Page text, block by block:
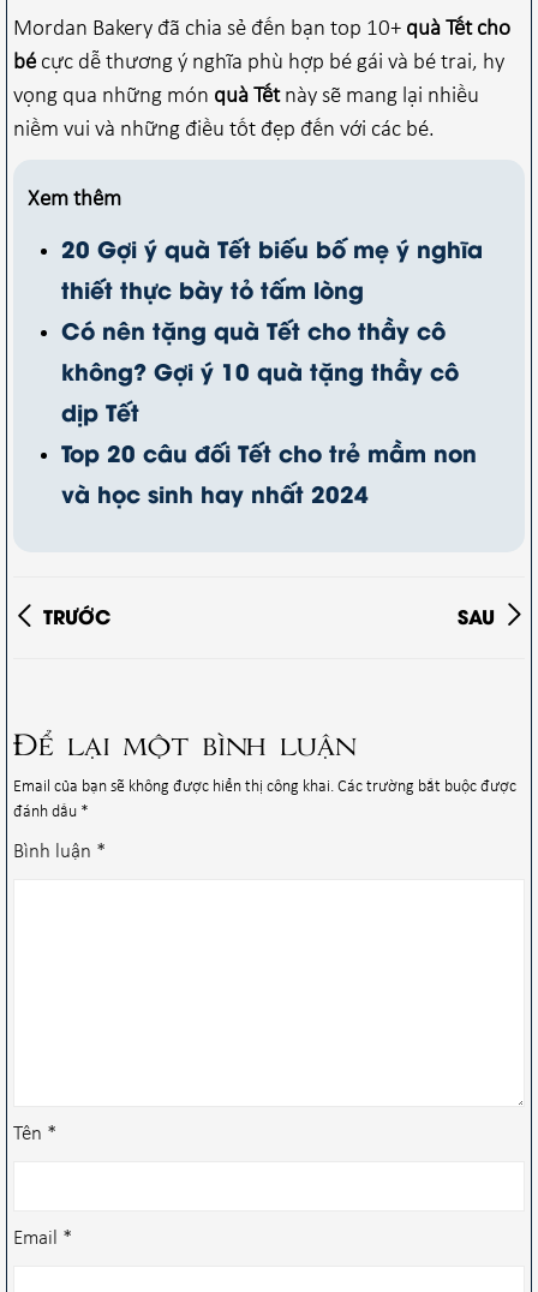
Mordan Bakery đã chia sẻ đến bạn top 10+ quà Tết cho
bécực dễ thương ý nghĩa phù hợp bé gái và bé trai, hy
vọng qua những món quà Tếtnày sẽ mang lại nhiều
niềm vui và những điều tốt đẹp đến với các bé.
Xem thêm
20 Gợi ý quà Tết biếu bố mẹ ý nghĩa
thiết thực bày tỏ tấm lòng
Có nên tặng quà Tết cho thầy cô
không? Gợi ý 10 quà tặng thầy cô
dịp Tết
Top 20 câu đối Tết cho trẻ mầm non
và học sinh hay nhất 2024
TRƯỚC SAU
Để lại một bình luận
Email của bạn sẽ không được hiển thị công khai. Các trường bắt buộc được
đánh dấu *
Bình luận *
Tên *
Email *